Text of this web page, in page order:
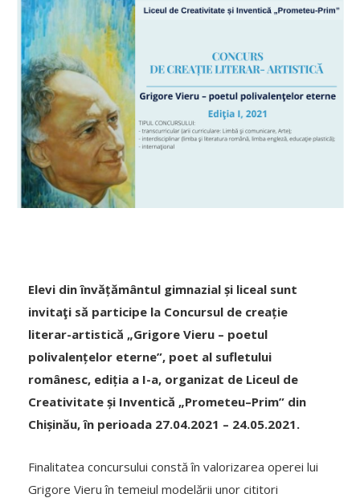
Elevi din învățământul gimnazial și liceal sunt
invitaţi să participe la Concursul de creație
literar-artistică „Grigore Vieru – poetul
polivalențelor eterne”, poet al sufletului
românesc, ediția a I-a, organizat de Liceul de
Creativitate și Inventică „Prometeu–Prim” din
Chișinău, în perioada 27.04.2021 – 24.05.2021.
Finalitatea concursului constă în valorizarea operei lui
Grigore Vieru în temeiul modelării unor cititori